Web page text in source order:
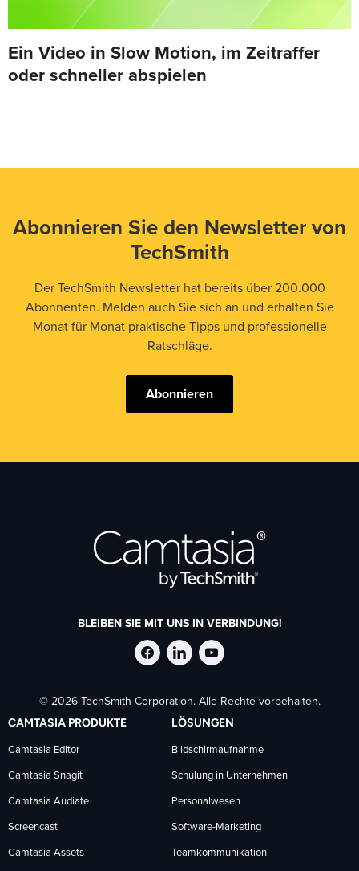
Ein Video in Slow Motion, im Zeitraffer
oder schneller abspielen
Abonnieren Sie den Newsletter von
TechSmith
Der TechSmith Newsletter hat bereits über 200.000
Abonnenten. Melden auch Sie sich an und erhalten Sie
Monat für Monat praktische Tipps und professionelle
Ratschläge.
Abonnieren
BLEIBEN SIE MIT UNS IN VERBINDUNG!
TechSmith
auf
Facebook
folgen
TechSmith
auf
LinkedIn
folgen
TechSmith
auf
YouTube
folgen
© 2026 TechSmith Corporation. Alle Rechte vorbehalten.
CAMTASIA PRODUKTE
Camtasia Editor
Camtasia Snagit
Camtasia Audiate
Screencast
Camtasia Assets
LÖSUNGEN
Bildschirmaufnahme
Schulung in Unternehmen
Personalwesen
Software-Marketing
Teamkommunikation